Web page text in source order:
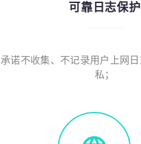
可靠日志保护
承诺不收集、不记录用户上网
私；